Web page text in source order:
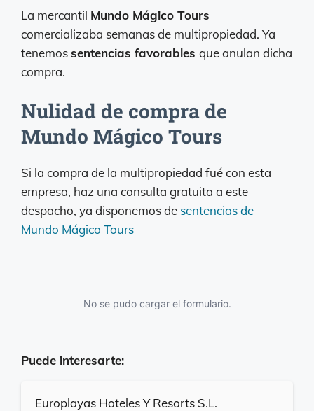
La mercantil Mundo Mágico Tours
comercializaba semanas de multipropiedad. Ya
tenemossentencias favorables que anulan dicha
compra.
Nulidad de compra de
Mundo Mágico Tours
Si la compra de la multipropiedad fué con esta
empresa, haz una consulta gratuita a este
despacho, ya disponemos de sentencias de
Mundo Mágico Tours
No se pudo cargar el formulario.
Puede interesarte:
Europlayas Hoteles Y Resorts S.L.